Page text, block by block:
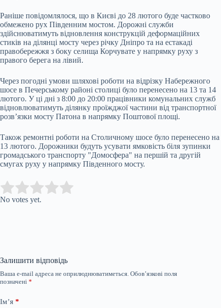
Раніше повідомлялося, що в Києві до 28 лютого буде частково
обмежено рух Південним мостом. Дорожні служби
здійснюватимуть відновлення конструкцій деформаційних
стиків на ділянці мосту через річку Дніпро та на естакаді
правобережжя з боку селища Корчувате у напрямку руху з
правого берега на лівий.
Через погодні умови шляхові роботи на відрізку Набережного
шосе в Печерському районі столиці було перенесено на 13 та 14
лютого. У ці дні з 8:00 до 20:00 працівники комунальних служб
відновлюватимуть ділянку проїжджої частини від транспортної
розв’язки мосту Патона в напрямку Поштової площі.
Також ремонтні роботи на Столичному шосе було перенесено на
13 лютого. Дорожники будуть усувати ямковість біля зупинки
громадського транспорту "Домосфера" на першій та другій
смугах руху у напрямку Південного мосту.
Rate this item:
No votes yet.
Залишити відповідь
Ваша e-mail адреса не оприлюднюватиметься. Обов’язкові поля
позначені *
Ім’я *